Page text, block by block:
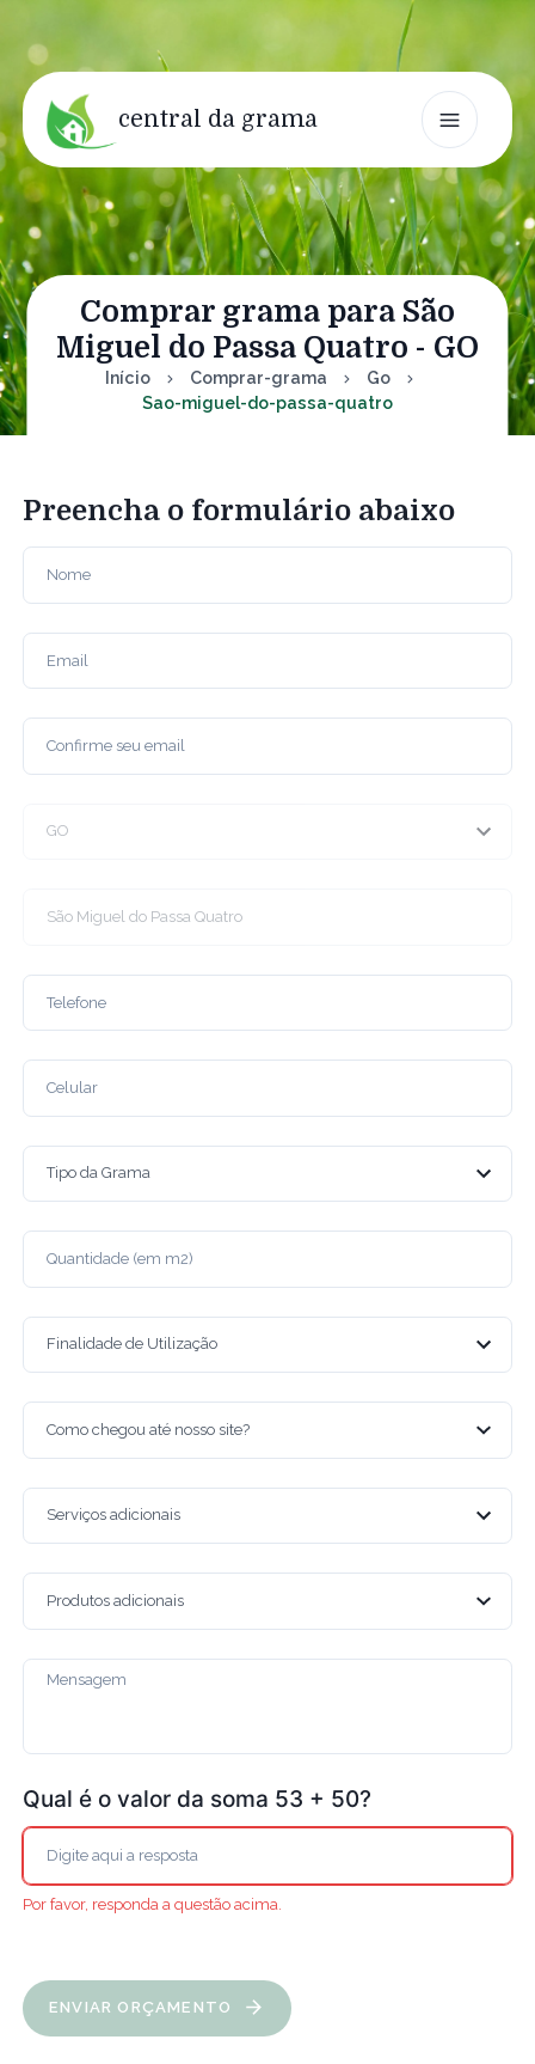
central da grama
Comprar grama para São
Miguel do Passa Quatro - GO
Início Comprar-grama
Go
Sao-miguel-do-passa-quatro
Preencha o formulário abaixo
Qual é o valor da soma 53 + 50?
Por favor, responda a questão acima.
ENVIAR ORÇAMENTO